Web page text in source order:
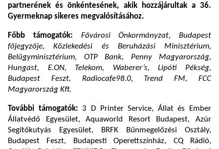
partnerének és önkéntesének, akik hozzájárultak a 36.
Gyermeknap sikeres megvalósításához.
Főbb támogatók: Fővárosi Önkormányzat, Budapest
főjegyzője, Közlekedési és Beruházási Minisztérium,
Belügyminisztérium, OTP Bank, Penny Magyarország,
Hungast, E.ON, Telekom, Waberer’s, Lipóti Pékség,
Budapest Feszt, Radiocafe98.0, Trend FM, FCC
Magyarország Kft.
További támogatók: 3 D Printer Service, Állat és Ember
Állatvédő Egyesület, Aquaworld Resort Budapest, Azúr
Segítőkutyás Egyesület, BRFK Bűnmegelőzési Osztály,
Budapest Feszt, Budapesti Operettszínház, CQ Rádió,